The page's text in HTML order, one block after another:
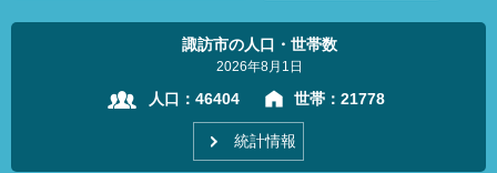
諏訪市の人口・世帯数
2026年8月1日
人口： 46404 世帯： 21778
統計情報